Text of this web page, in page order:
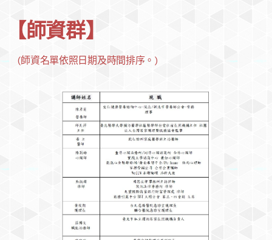
【師資群】
(師資名單依照日期及時間排序。)